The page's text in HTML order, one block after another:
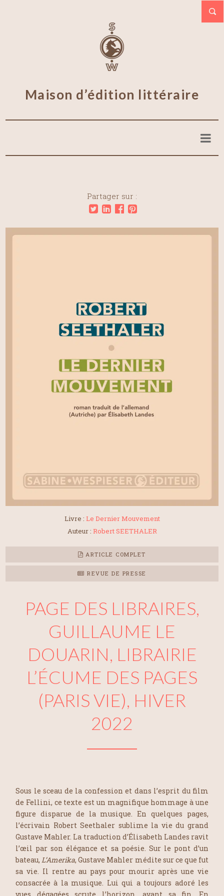
Maison d’édition littéraire
Partager sur :
Livre : Le Dernier Mouvement
Auteur : Robert SEETHALER
ARTICLE COMPLET
REVUE DE PRESSE
PAGE DES LIBRAIRES,
GUILLAUME LE
DOUARIN, LIBRAIRIE
L’ÉCUME DES PAGES
(PARIS VIE), HIVER
2022
Sous le sceau de la confession et dans l’esprit du film
de Fellini, ce texte est un magnifique hommage à une
figure disparue de la musique. En quelques pages,
l’écrivain Robert Seethaler sublime la vie du grand
Gustave Mahler. La traduction d’Élisabeth Landes ravit
l’œil par son élégance et sa poésie. Sur le pont d’un
bateau, L’Amerika, Gustave Mahler médite sur ce que fut
sa vie. Il rentre au pays pour mourir après une vie
consacrée à la musique. Lui qui a toujours adoré les